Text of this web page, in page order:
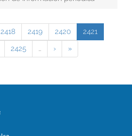
2418 2419 2420
2421
2425 … › »